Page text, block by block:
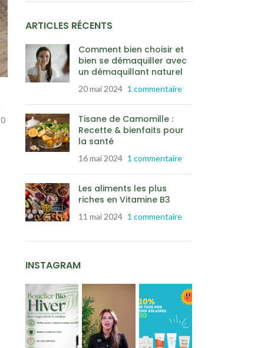
ARTICLES RÉCENTS
Comment bien choisir et
bien se démaquiller avec
un démaquillant naturel
20 mai 2024 1 commentaire
Tisane de Camomille :
Recette & bienfaits pour
la santé
16 mai 2024 1 commentaire
Les aliments les plus
riches en Vitamine B3
11 mai 2024 1 commentaire
INSTAGRAM